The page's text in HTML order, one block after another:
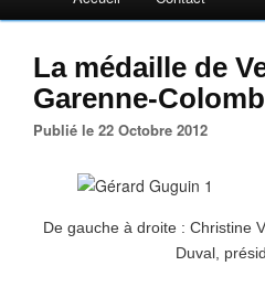
La médaille de
Garenne-
Publié le 22 Octobre 2012
De gauche à droite : Christine
Duval,